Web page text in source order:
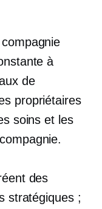
à
de
propriétaires
soins et les
des
stratégiques ;